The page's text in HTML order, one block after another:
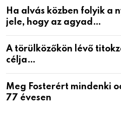
Ha alvás közben folyik a
jele, hogy az agyad…
A törülközőkön lévő
célja…
Meg Fosterért mindenki
77 évesen